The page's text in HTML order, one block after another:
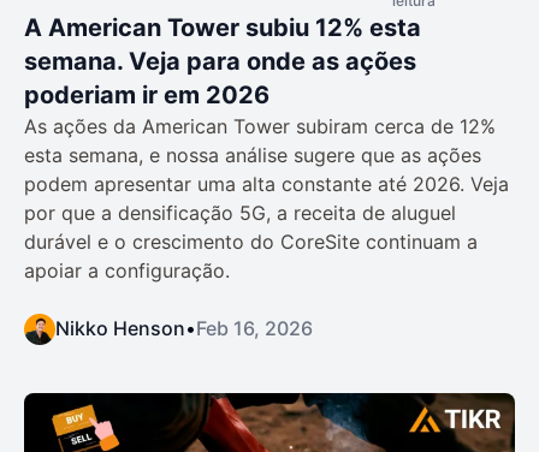
A American Tower subiu 12% esta
semana. Veja para onde as ações
poderiam ir em 2026
As ações da American Tower subiram cerca de 12%
esta semana, e nossa análise sugere que as ações
podem apresentar uma alta constante até 2026. Veja
por que a densificação 5G, a receita de aluguel
durável e o crescimento do CoreSite continuam a
apoiar a configuração.
Nikko Henson•Feb 16, 2026